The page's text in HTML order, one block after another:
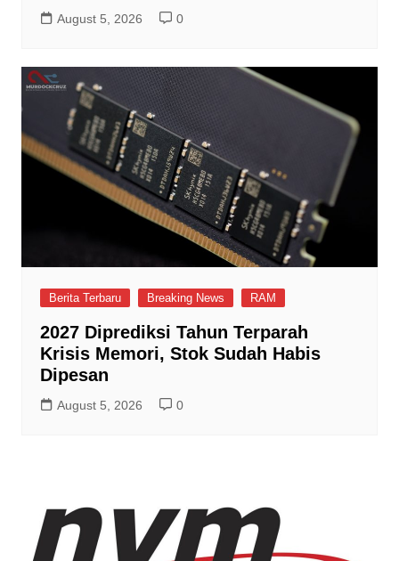
August 5, 2026 0
Berita Terbaru Breaking News RAM
2027 Diprediksi Tahun Terparah
Krisis Memori, Stok Sudah Habis
Dipesan
August 5, 2026 0